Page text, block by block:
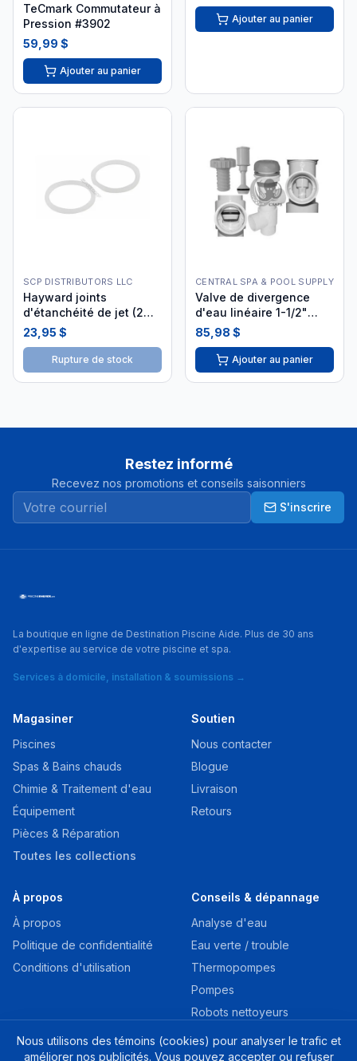
TeCmark Commutateur à
Pression #3902
59,99 $
Ajouter au panier
Ajouter au panier
SCP DISTRIBUTORS LLC
Hayward joints
d'étanchéité de jet (2
pièces) SPX0720PE2
23,95 $
Rupture de stock
CENTRAL SPA & POOL SUPPLY
Valve de divergence
d'eau linéaire 1-1/2"
25042-009-000
85,98 $
Ajouter au panier
Restez informé
Recevez nos promotions et conseils saisonniers
S'inscrire
La boutique en ligne de Destination Piscine Aide. Plus de 30 ans
d'expertise au service de votre piscine et spa.
Services à domicile, installation & soumissions →
Magasiner
Piscines
Spas & Bains chauds
Chimie & Traitement d'eau
Équipement
Pièces & Réparation
Toutes les collections
Soutien
Nous contacter
Blogue
Livraison
Retours
À propos
À propos
Politique de confidentialité
Conditions d'utilisation
Conseils & dépannage
Analyse d'eau
Eau verte / trouble
Thermopompes
Pompes
Robots nettoyeurs
Système au sel
Fuite / Toile
Nous utilisons des témoins (cookies) pour analyser le trafic et
améliorer nos publicités. Vous pouvez accepter ou refuser